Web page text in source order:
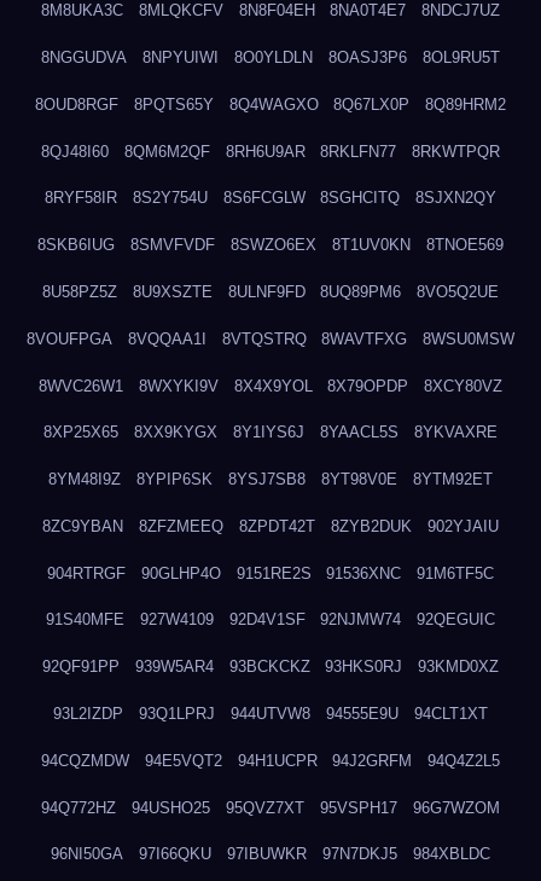
8M8UKA3C 8MLQKCFV 8N8F04EH 8NA0T4E7 8NDCJ7UZ
8NGGUDVA 8NPYUIWI 8O0YLDLN 8OASJ3P6 8OL9RU5T
8OUD8RGF 8PQTS65Y 8Q4WAGXO 8Q67LX0P 8Q89HRM2
8QJ48I60 8QM6M2QF 8RH6U9AR 8RKLFN77 8RKWTPQR
8RYF58IR 8S2Y754U 8S6FCGLW 8SGHCITQ 8SJXN2QY
8SKB6IUG 8SMVFVDF 8SWZO6EX 8T1UV0KN 8TNOE569
8U58PZ5Z 8U9XSZTE 8ULNF9FD 8UQ89PM6 8VO5Q2UE
8VOUFPGA 8VQQAA1I 8VTQSTRQ 8WAVTFXG 8WSU0MSW
8WVC26W1 8WXYKI9V 8X4X9YOL 8X79OPDP 8XCY80VZ
8XP25X65 8XX9KYGX 8Y1IYS6J 8YAACL5S 8YKVAXRE
8YM48I9Z 8YPIP6SK 8YSJ7SB8 8YT98V0E 8YTM92ET
8ZC9YBAN 8ZFZMEEQ 8ZPDT42T 8ZYB2DUK 902YJAIU
904RTRGF 90GLHP4O 9151RE2S 91536XNC 91M6TF5C
91S40MFE 927W4109 92D4V1SF 92NJMW74 92QEGUIC
92QF91PP 939W5AR4 93BCKCKZ 93HKS0RJ 93KMD0XZ
93L2IZDP 93Q1LPRJ 944UTVW8 94555E9U 94CLT1XT
94CQZMDW 94E5VQT2 94H1UCPR 94J2GRFM 94Q4Z2L5
94Q772HZ 94USHO25 95QVZ7XT 95VSPH17 96G7WZOM
96NI50GA 97I66QKU 97IBUWKR 97N7DKJ5 984XBLDC